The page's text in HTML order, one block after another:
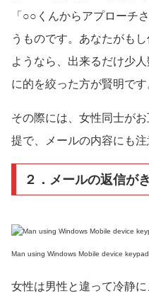
「○○くんからアプローチ
うものです。あなたがも
ようなら、出来るだけ少
に的を絞った方が賢明です
その際には、女性同士が
提で、メールの内容にも注
２．メールの返信が
Man using Windows Mobile device
女性は男性と違って冷静